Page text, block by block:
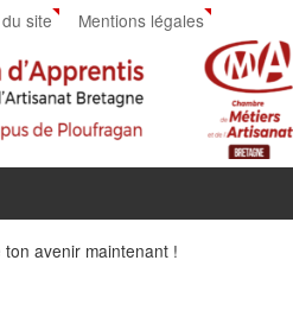
site Mentions légales
ton avenir maintenant !